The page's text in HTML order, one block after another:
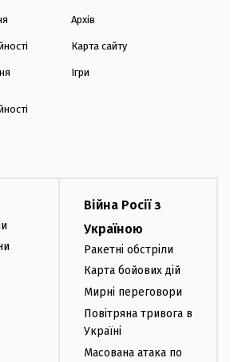
Архів
Карта сайту
Ігри
Війна Росії з
Україною
Ракетні обстріли
Карта бойових дій
Мирні переговори
Повітряна тривога в
Україні
Масована атака по